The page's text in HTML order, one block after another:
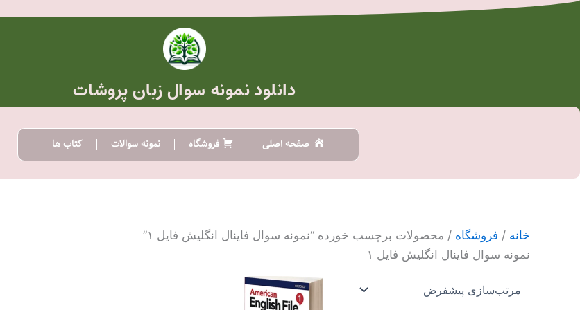
دانلود نمونه سوال زبان پروشات
صفحه اصلی فروشگاه نمونه سوالات کتاب ها
خانه / فروشگاه / محصولات برچسب خورده “نمونه سوال فاینال انگلیش فایل ۱”
نمونه سوال فاینال انگلیش فایل ۱
محدوده
قیمت:
این
محصول